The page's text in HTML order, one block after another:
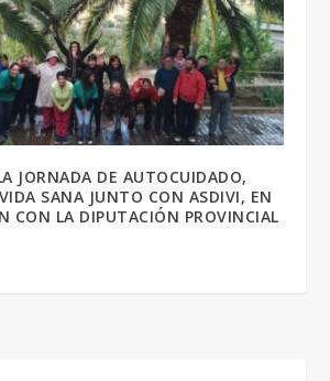
JORNADA DE AUTOCUIDADO,
SANA JUNTO CON ASDIVI, EN
CON LA DIPUTACIÓN PROVINCIAL